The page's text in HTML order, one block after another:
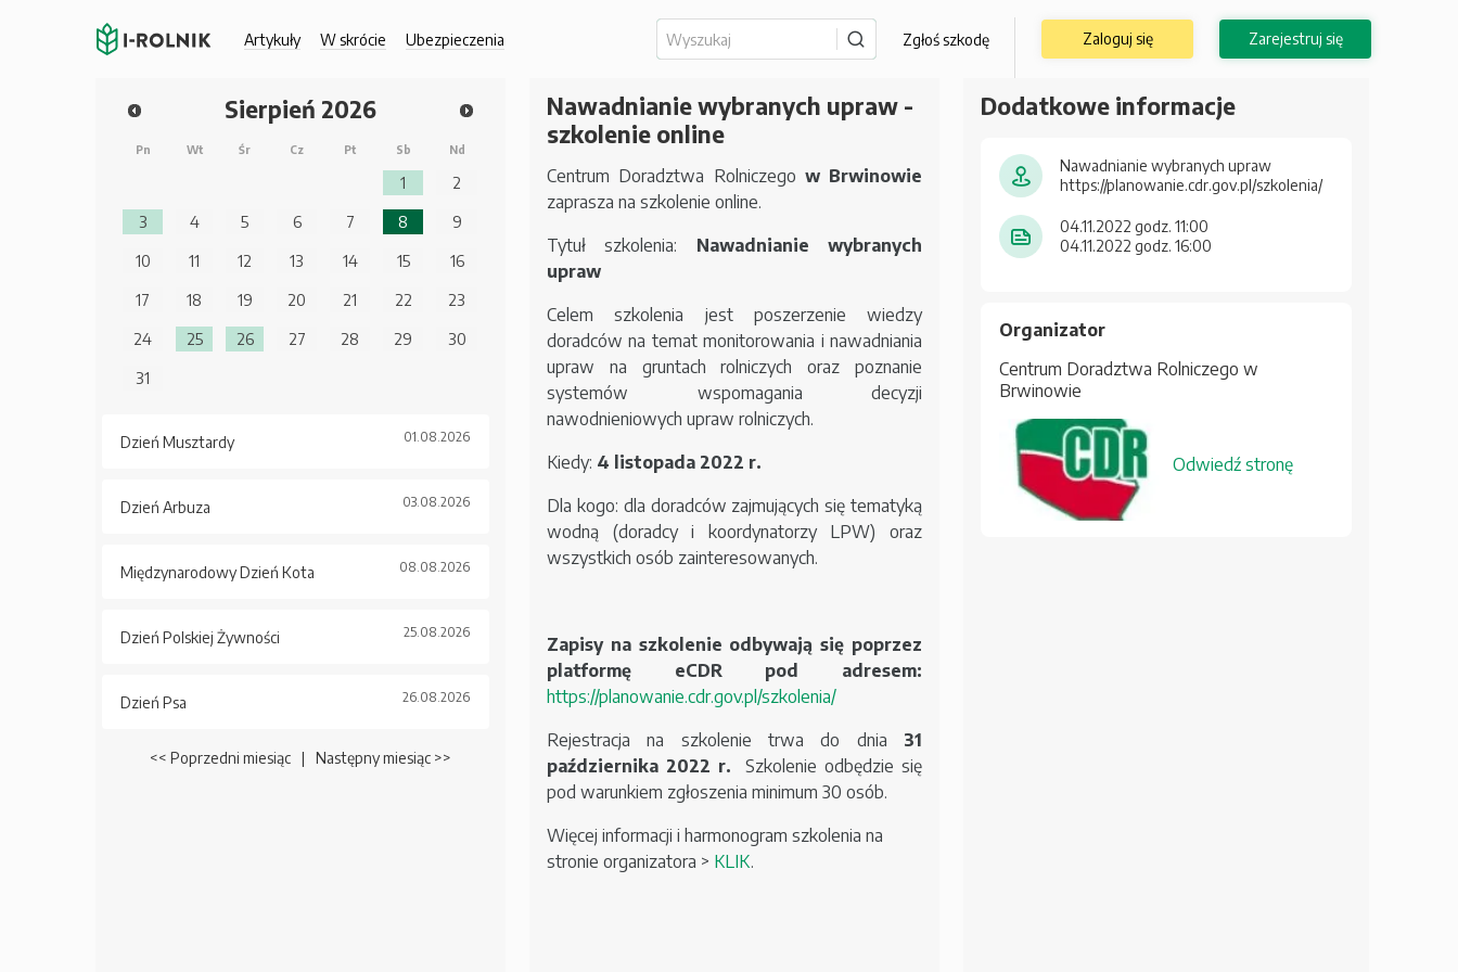
Artykuły W skrócie Ubezpieczenia Zgłoś szkodę Zaloguj się Zarejestruj się
Sierpień 2026
Pn Wt Śr Cz Pt Sb Nd
1
2
3
4 5 6 7 8
9
10
11 12 13 14 15
16
17
18 19 20 21 22
23
24
25 26 27 28 29
30
31
Dzień Musztardy 01.08.2026
Dzień Arbuza 03.08.2026
Międzynarodowy Dzień Kota 08.08.2026
Dzień Polskiej Żywności 25.08.2026
Dzień Psa 26.08.2026
<< Poprzedni miesiąc | Następny miesiąc >>
Nawadnianie wybranych upraw -
szkolenie online
Centrum Doradztwa Rolniczego w Brwinowie
zaprasza na szkolenie online.
Tytuł szkolenia: Nawadnianie wybranych
upraw
Celem szkolenia jest poszerzenie wiedzy
doradców na temat monitorowania i nawadniania
upraw na gruntach rolniczych oraz poznanie
systemów wspomagania decyzji
nawodnieniowych upraw rolniczych.
Kiedy: 4 listopada 2022 r.
Dla kogo: dla doradców zajmujących się tematyką
wodną (doradcy i koordynatorzy LPW) oraz
wszystkich osób zainteresowanych.
Zapisy na szkolenie odbywają się poprzez
platformę eCDR pod adresem:
https://planowanie.cdr.gov.pl/szkolenia/
Rejestracja na szkolenie trwa do dnia 31
października 2022 r.
Szkolenie odbędzie się
pod warunkiem zgłoszenia minimum 30 osób.
Więcej informacji i harmonogram szkolenia na
stronie organizatora > KLIK.
Dodatkowe informacje
Nawadnianie wybranych upraw
https://planowanie.cdr.gov.pl/szkolenia/
04.11.2022 godz. 11:00
04.11.2022 godz. 16:00
Organizator
Centrum Doradztwa Rolniczego w
Brwinowie
Odwiedź stronę